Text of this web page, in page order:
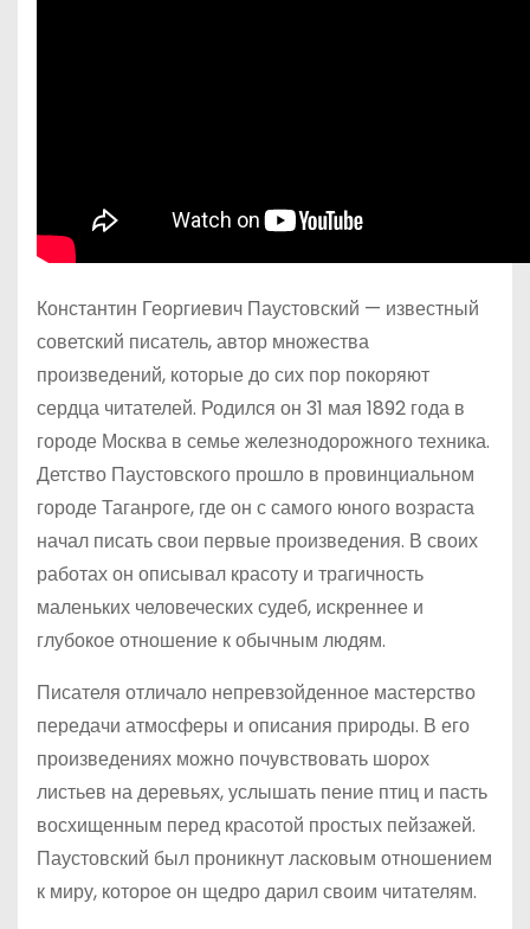
Константин Георгиевич Паустовский — известный
советский писатель, автор множества
произведений, которые до сих пор покоряют
сердца читателей. Родился он 31 мая 1892 года в
городе Москва в семье железнодорожного техника.
Детство Паустовского прошло в провинциальном
городе Таганроге, где он с самого юного возраста
начал писать свои первые произведения. В своих
работах он описывал красоту и трагичность
маленьких человеческих судеб, искреннее и
глубокое отношение к обычным людям.
Писателя отличало непревзойденное мастерство
передачи атмосферы и описания природы. В его
произведениях можно почувствовать шорох
листьев на деревьях, услышать пение птиц и пасть
восхищенным перед красотой простых пейзажей.
Паустовский был проникнут ласковым отношением
к миру, которое он щедро дарил своим читателям.